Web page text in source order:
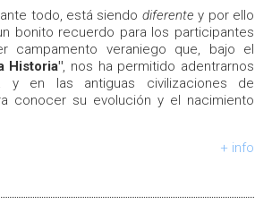
todo, está siendo diferentey por ello
bonito recuerdo para los participantes
campamento veraniego que, bajo el
Historia", nos ha permitido adentrarnos
y en las antiguas civilizaciones de
conocer su evolución y el nacimiento
+ info